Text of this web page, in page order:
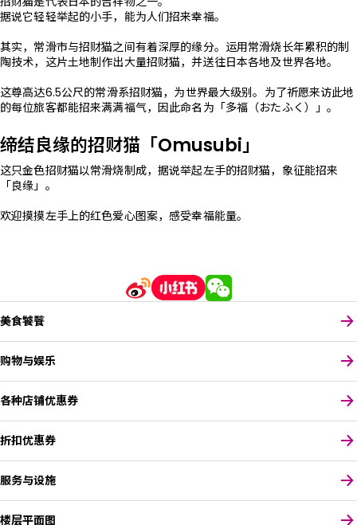
据说它轻轻举起的小手，能为人们招来幸福。
其实，常滑市与招财猫之间有着深厚的缘分。运用常滑烧长年累积的制
陶技术，这片土地制作出大量招财猫，并送往日本各地及世界各地。
这尊高达6.5公尺的常滑系招财猫，为世界最大级别。为了祈愿来访此地
的每位旅客都能招来满满福气，因此命名为「多福（おたふく）」。
缔结良缘的招财猫「Omusubi」
这只金色招财猫以常滑烧制成，据说举起左手的招财猫，象征能招来
「良缘」。
欢迎摸摸左手上的红色爱心图案，感受幸福能量。
美食饕餮
购物与娱乐
各种店铺优惠券
折扣优惠券
服务与设施
楼层平面图